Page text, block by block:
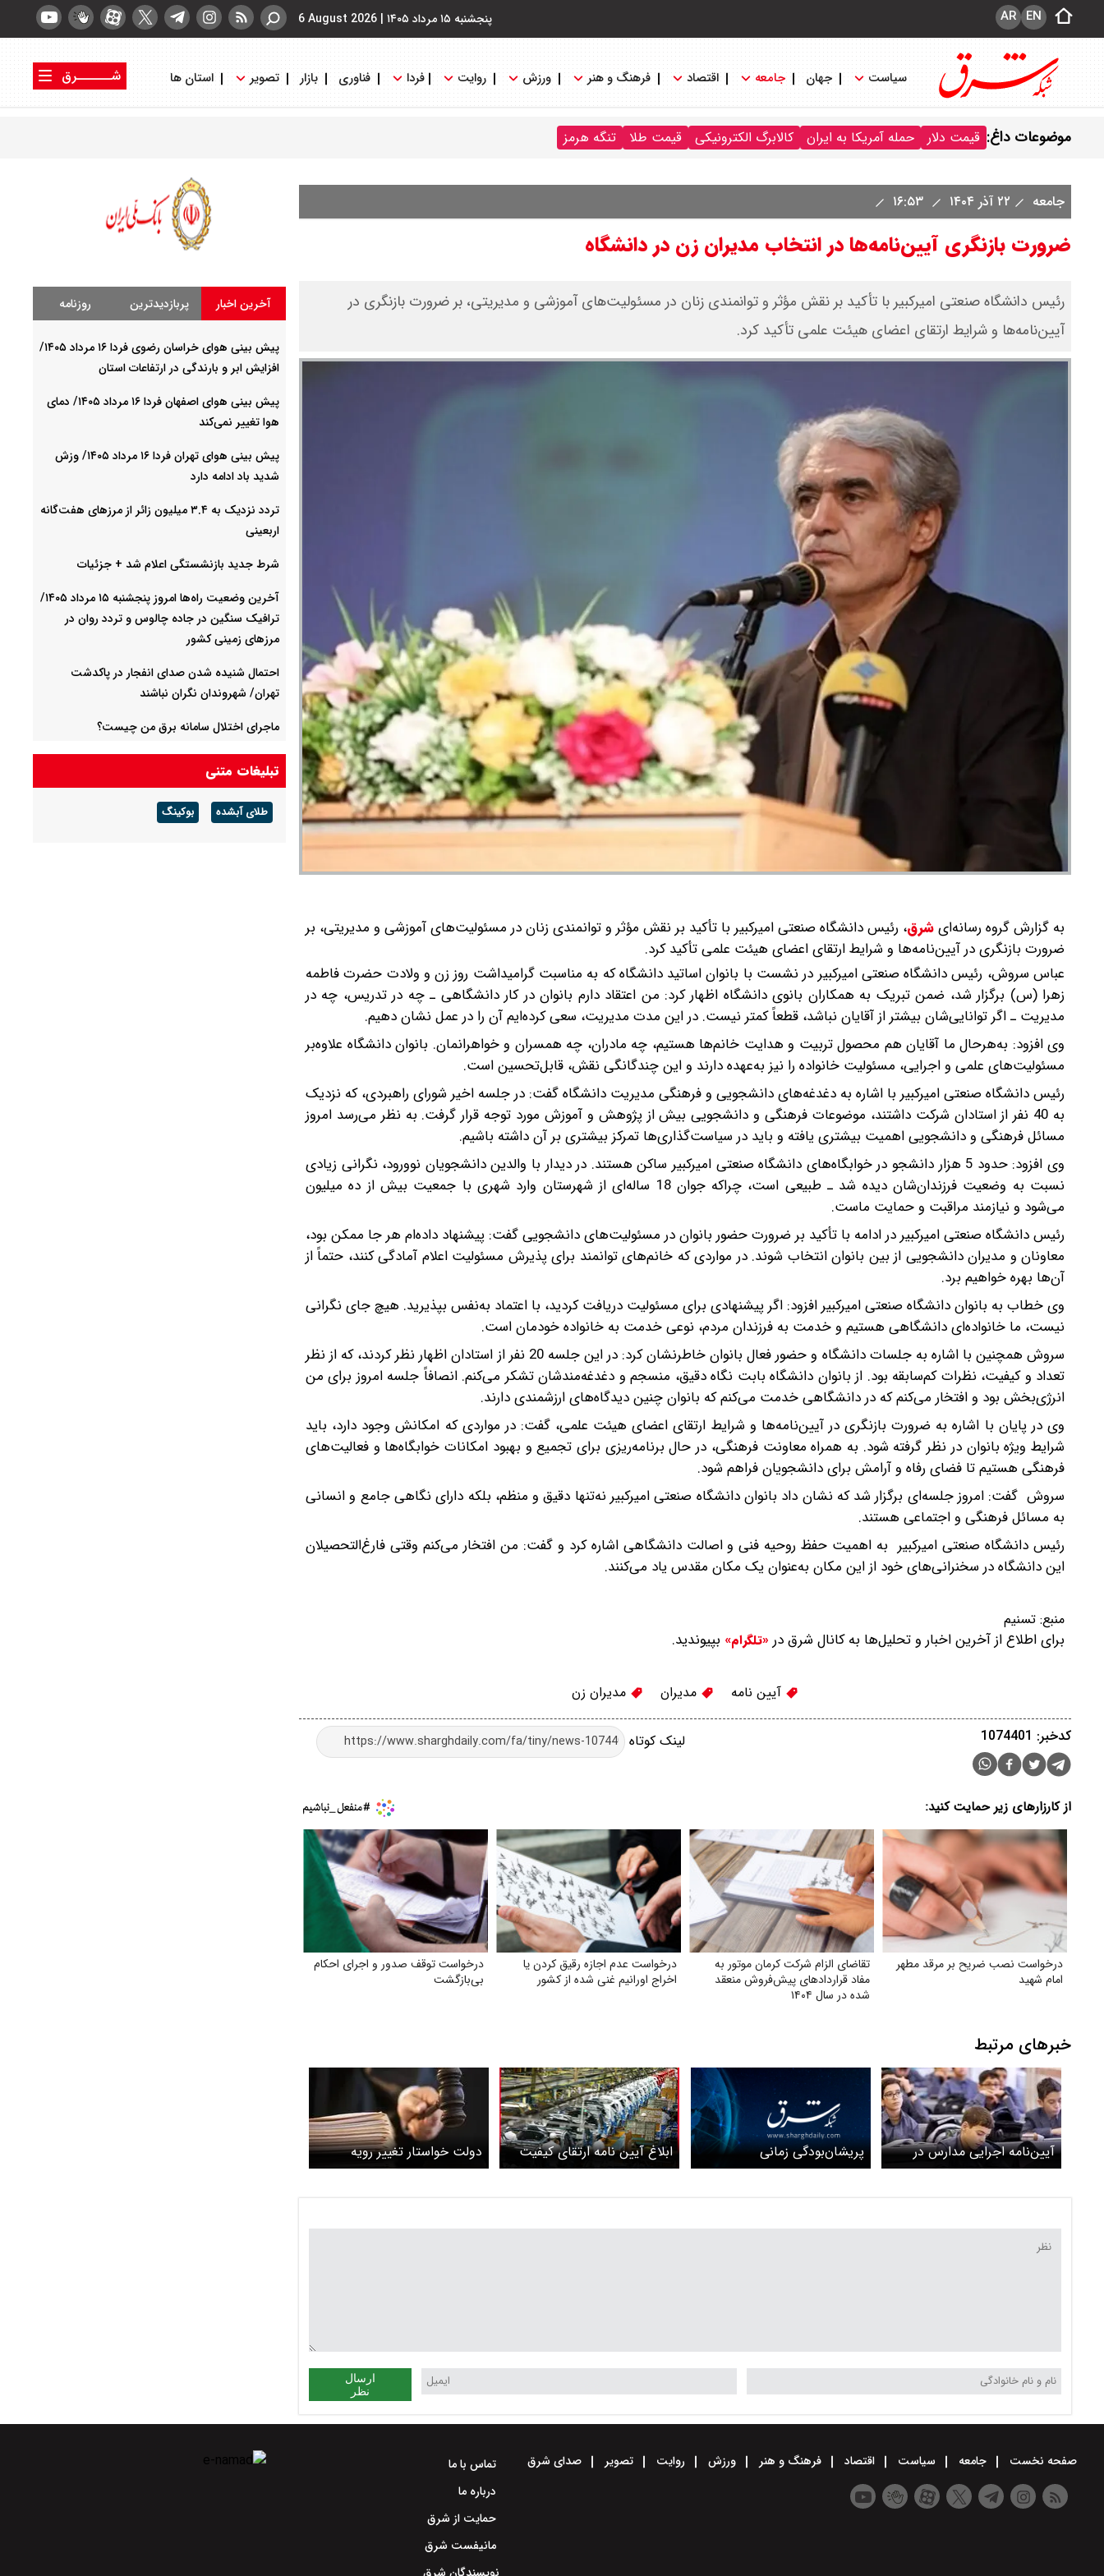
پنجشنبه ۱۵ مرداد ۱۴۰۵ |
6 August 2026 EN
AR
سیاست جهان جامعه اقتصاد فرهنگ و هنر ورزش روایت فردا فناوری بازار تصویر استان ها
شــــــرق
موضوعات داغ: قیمت دلار حمله آمریکا به ایران کالابرگ الکترونیکی قیمت طلا تنگه هرمز
جامعه ۲۲ آذر ۱۴۰۴
ضرورت بازنگری آیین‌نامه‌ها در انتخاب مدیران زن در دانشگاه
رئیس دانشگاه صنعتی امیرکبیر با تأکید بر نقش مؤثر و توانمندی زنان در مسئولیت‌های آموزشی و مدیریتی، بر ضرورت بازنگری در
آیین‌نامه‌ها و شرایط ارتقای اعضای هیئت علمی تأکید کرد.
به گزارش گروه رسانه‌ایشرق، رئیس دانشگاه صنعتی امیرکبیر با تأکید بر نقش مؤثر و توانمندی زنان در مسئولیت‌های آموزشی و مدیریتی، بر
ضرورت بازنگری در آیین‌نامه‌ها و شرایط ارتقای اعضای هیئت علمی تأکید کرد.
عباس سروش، رئیس دانشگاه صنعتی امیرکبیر در نشست با بانوان اساتید دانشگاه که به مناسبت گرامیداشت روز زن و ولادت حضرت فاطمه
زهرا (س) برگزار شد، ضمن تبریک به همکاران بانوی دانشگاه اظهار کرد: من اعتقاد دارم بانوان در کار دانشگاهی ـ چه در تدریس، چه در
مدیریت ـ اگر توانایی‌شان بیشتر از آقایان نباشد، قطعاً کمتر نیست. در این مدت مدیریت، سعی کرده‌ایم آن را در عمل نشان دهیم.
وی افزود: به‌هرحال ما آقایان هم محصول تربیت و هدایت خانم‌ها هستیم، چه مادران، چه همسران و خواهرانمان. بانوان دانشگاه علاوه‌بر
مسئولیت‌های علمی و اجرایی، مسئولیت خانواده را نیز به‌عهده دارند و این چندگانگی نقش، قابل‌تحسین است.
رئیس دانشگاه صنعتی امیرکبیر با اشاره به دغدغه‌های دانشجویی و فرهنگی مدیریت دانشگاه گفت: در جلسه اخیر شورای راهبردی، که نزدیک
به 40 نفر از استادان شرکت داشتند، موضوعات فرهنگی و دانشجویی بیش از پژوهش و آموزش مورد توجه قرار گرفت. به نظر می‌رسد امروز
مسائل فرهنگی و دانشجویی اهمیت بیشتری یافته و باید در سیاست‌گذاری‌ها تمرکز بیشتری بر آن داشته باشیم.
وی افزود: حدود 5 هزار دانشجو در خوابگاه‌های دانشگاه صنعتی امیرکبیر ساکن هستند. در دیدار با والدین دانشجویان نوورود، نگرانی زیادی
نسبت ‌به وضعیت فرزندان‌شان دیده شد ـ طبیعی است، چراکه جوان 18 ساله‌ای از شهرستان وارد شهری با جمعیت بیش از ده میلیون
می‌شود و نیازمند مراقبت و حمایت ماست.
رئیس دانشگاه صنعتی امیرکبیر در ادامه با تأکید بر ضرورت حضور بانوان در مسئولیت‌های دانشجویی گفت: پیشنهاد داده‌ام هر جا ممکن بود،
معاونان و مدیران دانشجویی از بین بانوان انتخاب شوند. در مواردی که خانم‌های توانمند برای پذیرش مسئولیت اعلام آمادگی کنند، حتماً از
آن‌ها بهره خواهیم برد.
وی خطاب به بانوان دانشگاه صنعتی امیرکبیر افزود: اگر پیشنهادی برای مسئولیت دریافت کردید، با اعتماد به‌نفس بپذیرید. هیچ جای نگرانی
نیست، ما خانواده‌ای دانشگاهی هستیم و خدمت به فرزندان مردم، نوعی خدمت به خانواده خودمان است.
سروش همچنین با اشاره به جلسات دانشگاه و حضور فعال بانوان خاطرنشان کرد: در این جلسه 20 نفر از استادان اظهار نظر کردند، که از نظر
تعداد و کیفیت، نظرات کم‌سابقه بود. از بانوان دانشگاه بابت نگاه دقیق، منسجم و دغدغه‌مندشان تشکر می‌کنم. انصافاً جلسه امروز برای من
انرژی‌بخش بود و افتخار می‌کنم که در دانشگاهی خدمت می‌کنم که بانوان چنین دیدگاه‌های ارزشمندی دارند.
وی در پایان با اشاره به ضرورت بازنگری در آیین‌نامه‌ها و شرایط ارتقای اعضای هیئت علمی، گفت: در مواردی که امکانش وجود دارد، باید
شرایط ویژه بانوان در نظر گرفته شود. به همراه معاونت فرهنگی، در حال برنامه‌ریزی برای تجمیع و بهبود امکانات خوابگاه‌ها و فعالیت‌های
فرهنگی هستیم تا فضای رفاه و آرامش برای دانشجویان فراهم شود.
سروش گفت: امروز جلسه‌ای برگزار شد که نشان داد بانوان دانشگاه صنعتی امیرکبیر نه‌تنها دقیق و منظم، بلکه دارای نگاهی جامع و انسانی
به مسائل فرهنگی و اجتماعی هستند.
رئیس دانشگاه صنعتی امیرکبیر به اهمیت حفظ روحیه فنی و اصالت دانشگاهی اشاره کرد و گفت: من افتخار می‌کنم وقتی فارغ‌التحصیلان
این دانشگاه در سخنرانی‌های خود از این مکان به‌عنوان یک مکان مقدس یاد می‌کنند.
منبع: تسنیم
برای اطلاع از آخرین اخبار و تحلیل‌ها به کانال شرق در «تلگرام» بپیوندید.
آیین نامه مدیران مدیران زن
لینک کوتاه کدخبر: 1074401
از کارزارهای زیر حمایت کنید:
درخواست نصب ضریح بر مرقد مطهر
امام شهید
تقاضای الزام شرکت کرمان موتور به
مفاد قراردادهای پیش‌فروش منعقد
شده در سال ۱۴۰۴
درخواست عدم اجازه رقیق کردن یا
اخراج اورانیم غنی شده از کشور
درخواست توقف صدور و اجرای احکام
بی‌بازگشت
خبرهای مرتبط
آیین‌نامه اجرایی مدارس در
آستانه تصویب نهایی/ حذف
پریشان‌بودگی زمانی
ابلاغ آیین نامه ارتقای کیفیت
خودرو
دولت خواستار تغییر رویه
احضار مدیران شرکت‌ها شد
ارسال
نظر
آخرین اخبار پربازدیدترین روزنامه
پیش بینی هوای خراسان رضوی فردا ۱۶ مرداد ۱۴۰۵/
افزایش ابر و بارندگی در ارتفاعات استان
پیش بینی هوای اصفهان فردا ۱۶ مرداد ۱۴۰۵/ دمای
هوا تغییر نمی‌کند
پیش بینی هوای تهران فردا ۱۶ مرداد ۱۴۰۵/ وزش
شدید باد ادامه دارد
تردد نزدیک به ۳.۴ میلیون زائر از مرزهای هفت‌گانه
اربعینی
شرط جدید بازنشستگی اعلام شد + جزئیات
آخرین وضعیت راه‌ها امروز پنجشنبه ۱۵ مرداد ۱۴۰۵/
ترافیک سنگین در جاده چالوس و تردد روان در
مرزهای زمینی کشور
احتمال شنیده شدن صدای انفجار در پاکدشت
تهران/ شهروندان نگران نباشند
ماجرای اختلال سامانه برق من چیست؟
معافیت سربازان فراری تکذیب شد + جزئیات
وضعیت هوای جمعه و شنبه ۱۶ و ۱۷ مرداد ۱۴۰۵/
هشدار هواشناسی برای فعالیت سامانه بارشی در
تبلیغات متنی
طلای آبشده بوکینگ
صفحه نخست جامعه سیاست اقتصاد فرهنگ و هنر ورزش روایت تصویر صدای شرق
تماس با ما
درباره ما
حمایت از شرق
مانیفست شرق